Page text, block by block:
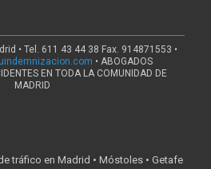
• Tel. 611 43 44 38 Fax. 914871553 •
• ABOGADOS
EN TODA LA COMUNIDAD DE
MADRID
tráfico en Madrid • Móstoles • Getafe